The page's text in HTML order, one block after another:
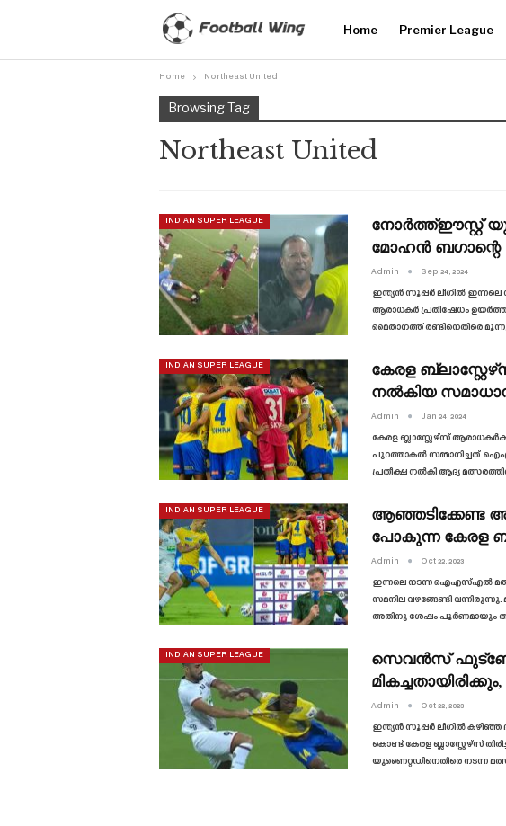
Home Premier League
Home Northeast United
Browsing Tag
Northeast United
INDIAN SUPER LEAGUE
നോർത്ത്ഈസ്റ്റ്
മോഹൻ ബഗാന്റെ
Admin Sep 24, 2024
ഇന്ത്യൻ സൂപ്പർ ലീഗിൽ
ആരാധകർ പ്രതിഷേധം
മൈതാനത്ത് രണ്ടിനെതിരെ
INDIAN SUPER LEAGUE
കേരള
നൽകിയ
Admin Jan 24, 2024
കേരള ബ്ലാസ്റ്റേഴ്‌സ്
പുറത്താകൽ സമ്മാനിച്ചത്.
പ്രതീക്ഷ നൽകി ആദ്യ
INDIAN SUPER LEAGUE
ആഞ്ഞടിക്കേണ്ട
പോകുന്ന കേരള
Admin Oct 22, 2023
ഇന്നലെ നടന്ന ഐഎസ്എൽ
സമനില വഴങ്ങേണ്ടി
അതിനു ശേഷം പൂർണമായും
INDIAN SUPER LEAGUE
സെവൻസ്
Admin Oct 22, 2023
ഇന്ത്യൻ സൂപ്പർ ലീഗിൽ കഴിഞ്ഞ
കൊണ്ട് കേരള ബ്ലാസ്റ്റേഴ്‌സ്
യുണൈറ്റഡിനെതിരെ നടന്ന